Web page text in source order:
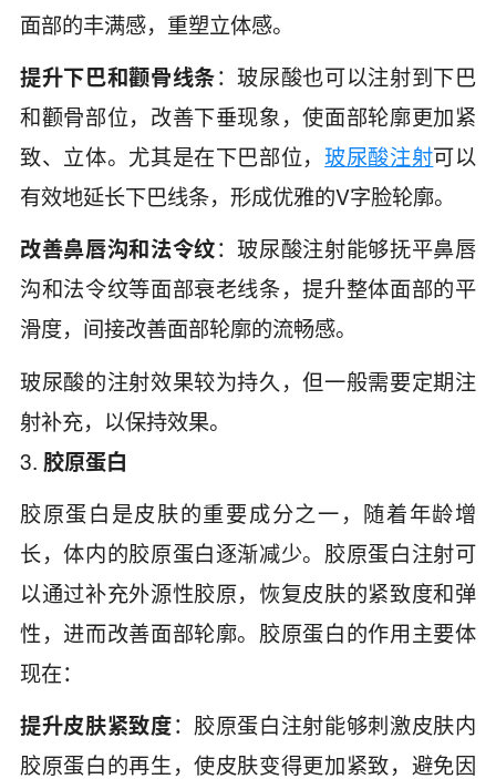
面部的丰满感，重塑立体感。
提升下巴和颧骨线条：玻尿酸也可以注射到下巴
和颧骨部位，改善下垂现象，使面部轮廓更加紧
致、立体。尤其是在下巴部位，玻尿酸注射可以
有效地延长下巴线条，形成优雅的V字脸轮廓。
改善鼻唇沟和法令纹：玻尿酸注射能够抚平鼻唇
沟和法令纹等面部衰老线条，提升整体面部的平
滑度，间接改善面部轮廓的流畅感。
玻尿酸的注射效果较为持久，但一般需要定期注
射补充，以保持效果。
3. 胶原蛋白
胶原蛋白是皮肤的重要成分之一，随着年龄增
长，体内的胶原蛋白逐渐减少。胶原蛋白注射可
以通过补充外源性胶原，恢复皮肤的紧致度和弹
性，进而改善面部轮廓。胶原蛋白的作用主要体
现在：
提升皮肤紧致度：胶原蛋白注射能够刺激皮肤内
胶原蛋白的再生，使皮肤变得更加紧致，避免因